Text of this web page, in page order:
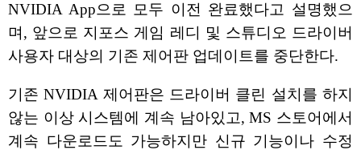
NVIDIA App으로 모두 이전 완료했다고 설명했으
며, 앞으로 지포스 게임 레디 및 스튜디오 드라이버
사용자 대상의 기존 제어판 업데이트를 중단한다.
기존 NVIDIA 제어판은 드라이버 클린 설치를 하지
않는 이상 시스템에 계속 남아있고, MS 스토어에서
계속 다운로드도 가능하지만 신규 기능이나 수정